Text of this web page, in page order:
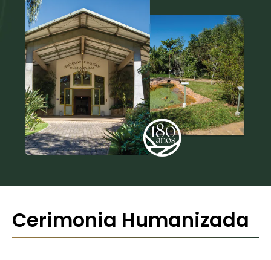
Cerimonia Humanizada